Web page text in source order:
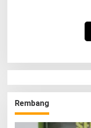
Rembang